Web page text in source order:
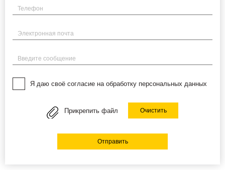
Телефон
Электронная почта
Введите сообщение
Я даю своё согласие на обработку персональных данных
Прикрепить файл Очистить
Отправить